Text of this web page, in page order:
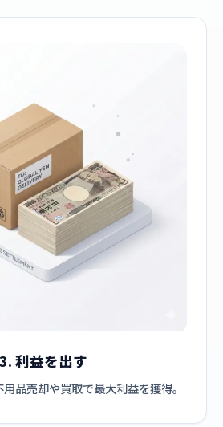
3. 利益を出す
品売却や買取で最大利益を獲得。